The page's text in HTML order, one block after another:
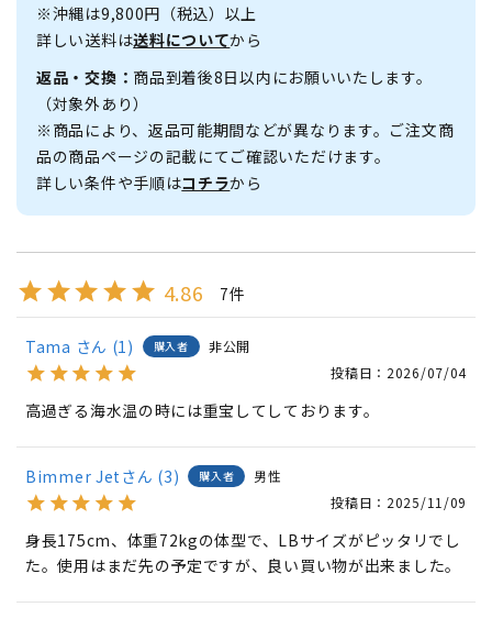
※沖縄は9,800円（税込）以上
詳しい送料は送料についてから
返品・交換： 商品到着後8日以内にお願いいたします。
（対象外あり）
※商品により、返品可能期間などが異なります。ご注文商
品の商品ページの記載にてご確認いただけます。
詳しい条件や手順はコチラから
4.86 7
Tama 1 購入者
非公開
投稿日
2026/07/04
高過ぎる海水温の時には重宝してしております。
Bimmer Jet 3 購入者
男性
投稿日
2025/11/09
身長175cm、体重72kgの体型で、LBサイズがピッタリでし
た。使用はまだ先の予定ですが、良い買い物が出来ました。